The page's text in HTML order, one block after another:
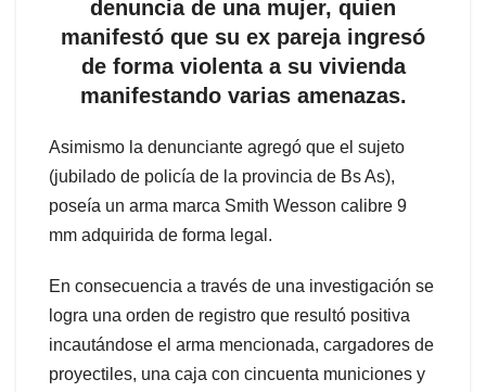
denuncia de una mujer, quien
manifestó que su ex pareja ingresó
de forma violenta a su vivienda
manifestando varias amenazas.
Asimismo la denunciante agregó que el sujeto
(jubilado de policía de la provincia de Bs As),
poseía un arma marca Smith Wesson calibre 9
mm adquirida de forma legal.
En consecuencia a través de una investigación se
logra una orden de registro que resultó positiva
incautándose el arma mencionada, cargadores de
proyectiles, una caja con cincuenta municiones y